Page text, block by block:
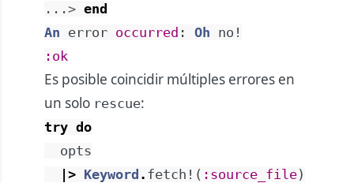
...> end
An error occurred : Oh no!
:ok
Es posible coincidir múltiples errores en
un solo rescue:
try do
opts
|> Keyword . fetch! ( :source_file)